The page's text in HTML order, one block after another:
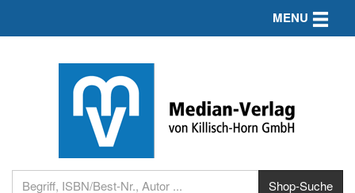
MENU Toggle